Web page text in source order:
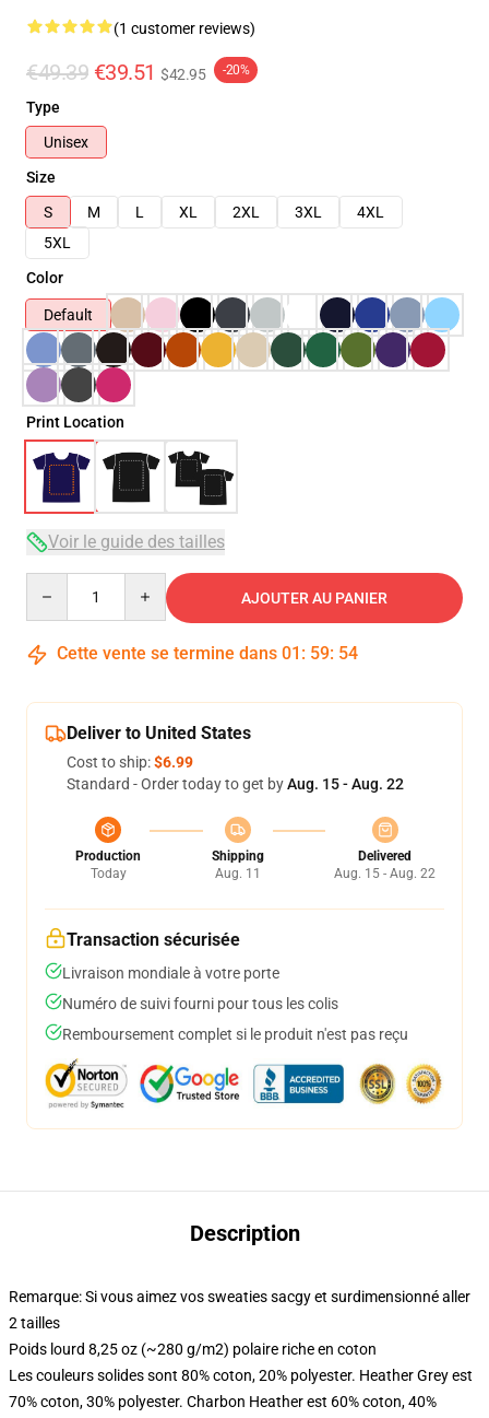
(1 customer reviews)
€49.39 €39.51 $42.95 -20%
Type
Unisex
Size
S
M L XL 2XL 3XL
4XL
5XL
Color
Default
Print Location
Voir le guide des tailles
AJOUTER AU PANIER
Cette vente se termine dans 01 : 59: 53
Deliver to United States
Cost to ship:$6.99
Standard - Order today to get byAug. 15 - Aug. 22
Production
Today
Shipping
Aug. 11
Delivered
Aug. 15 - Aug. 22
Transaction sécurisée
Livraison mondiale à votre porte
Numéro de suivi fourni pour tous les colis
Remboursement complet si le produit n'est pas reçu
Description
Remarque: Si vous aimez vos sweaties sacgy et surdimensionné aller
2 tailles
Poids lourd 8,25 oz (~280 g/m2) polaire riche en coton
Les couleurs solides sont 80% coton, 20% polyester. Heather Grey est
70% coton, 30% polyester. Charbon Heather est 60% coton, 40%